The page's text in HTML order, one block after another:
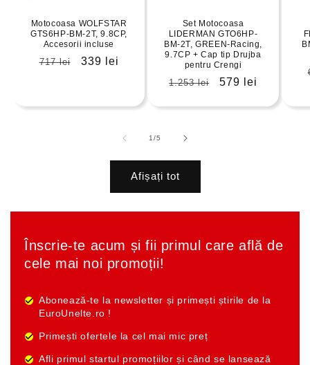
Motocoasa WOLFSTAR
GTS6HP-BM-2T, 9.8CP,
Accesorii incluse
Preț
717 lei
Preț
339 lei
Set Motocoasa
LIDERMAN GTO6HP-
BM-2T, GREEN-Racing,
9.7CP + Cap tip Drujba
pentru Crengi
Preț
1.253 lei
Preț
579 lei
1/din
5
Afișați tot
Înscrie-te acum și fii primul care află de
cele mai noi promoții!
Abonează-te la newsletter și primești știrile de la
EuroUnelte.ro !
Primești ofertele la cel mai mic preț
Afli primul startul promoțiilor și când se lansează